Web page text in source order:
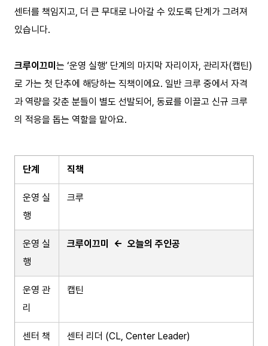
센터를 책임지고, 더 큰 무대로 나아갈 수 있도록 단계가 그려져
있습니다.
크루이끄미 는 ‘운영 실행’ 단계의 마지막 자리이자, 관리자(캡틴)
로 가는 첫 단추에 해당하는 직책이에요. 일반 크루 중에서 자격
과 역량을 갖춘 분들이 별도 선발되어, 동료를 이끌고 신규 크루
의 적응을 돕는 역할을 맡아요.
단계 직책
운영 실
행
크루
운영 실
행
크루이끄미 ← 오늘의 주인공
운영 관
리
캡틴
센터 책
센터 리더 (CL, Center Leader)